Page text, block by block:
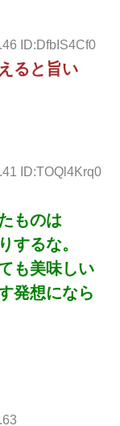
ID:DfbIS4Cf0
ると旨い
ID:TOQl4Krq0
ものは
するな。
も美味しい
発想になら